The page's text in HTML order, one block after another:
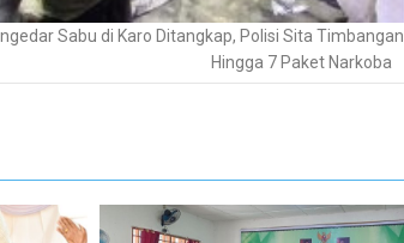
Sabu di Karo Ditangkap, Polisi Sita Timbangan
Hingga 7 Paket Narkoba